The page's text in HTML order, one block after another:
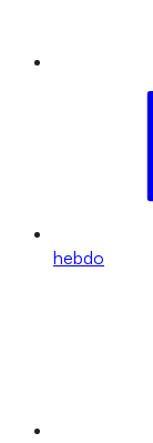
hebdo